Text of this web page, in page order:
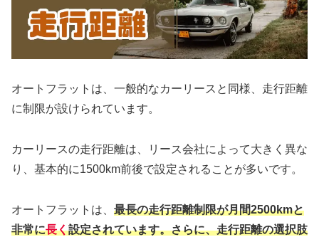
オートフラットは、一般的なカーリースと同様、走行距離
に制限が設けられています。
カーリースの走行距離は、リース会社によって大きく異な
り、基本的に1500km前後で設定されることが多いです。
オートフラットは、 最長の走行距離制限が月間2500kmと
非常に長く設定されています。さらに、走行距離の選択肢